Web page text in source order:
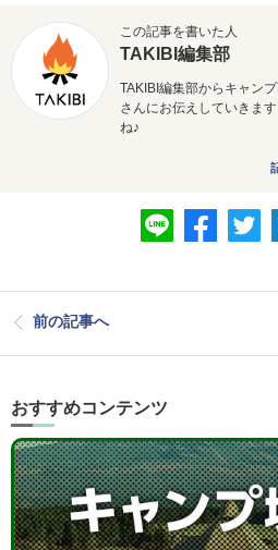
この記事を書いた人
TAKIBI編集部
TAKIBI編集部からキャン
さんにお伝えしていきま
ね♪
前の記事へ
おすすめコンテンツ